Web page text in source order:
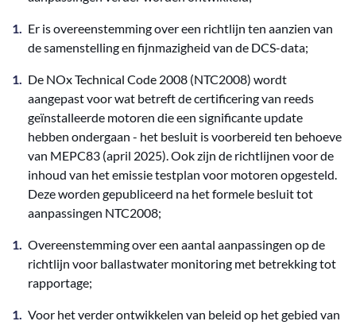
Er is overeenstemming over een richtlijn ten aanzien van
de samenstelling en fijnmazigheid van de DCS-data;
De NOx Technical Code 2008 (NTC2008) wordt
aangepast voor wat betreft de certificering van reeds
geïnstalleerde motoren die een significante update
hebben ondergaan - het besluit is voorbereid ten behoeve
van MEPC83 (april 2025). Ook zijn de richtlijnen voor de
inhoud van het emissie testplan voor motoren opgesteld.
Deze worden gepubliceerd na het formele besluit tot
aanpassingen NTC2008;
Overeenstemming over een aantal aanpassingen op de
richtlijn voor ballastwater monitoring met betrekking tot
rapportage;
Voor het verder ontwikkelen van beleid op het gebied van